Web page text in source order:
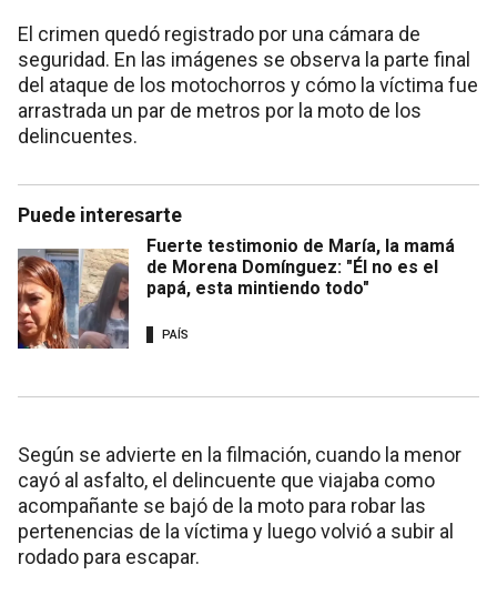
El crimen quedó registrado por una cámara de
seguridad. En las imágenes se observa la parte final
del ataque de los motochorros y cómo la víctima fue
arrastrada un par de metros por la moto de los
delincuentes.
Puede interesarte
Fuerte testimonio de María, la mamá
de Morena Domínguez: "Él no es el
papá, esta mintiendo todo"
PAÍS
Según se advierte en la filmación, cuando la menor
cayó al asfalto, el delincuente que viajaba como
acompañante se bajó de la moto para robar las
pertenencias de la víctima y luego volvió a subir al
rodado para escapar.